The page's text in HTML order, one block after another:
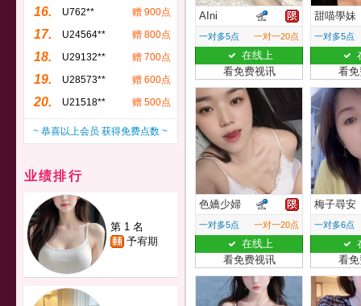
16. U762** 赠 900点
17. U24564** 赠 800点
18. U29132** 赠 700点
19. U28573** 赠 600点
20. U21518** 赠 500点
~ 恭喜以上会员 获得免费点数 ~
业绩排行
第 1 名
予宥期
AIni
一对多5点 一对一20点
在线上
看免费视讯
甜喵學妹
一对多5点
看
色嬌少婦
一对多5点 一对一20点
在线上
看免费视讯
梅子尋安
一对多6点
看